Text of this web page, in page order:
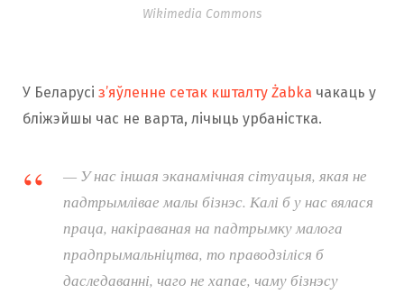
Wikimedia Commons
У Беларусі з’яўленне сетак кшталту Żabka чакаць у
бліжэйшы час не варта, лічыць урбаністка.
— У нас іншая эканамічная сітуацыя, якая не
падтрымлівае малы бізнэс. Калі б у нас вялася
праца, накіраваная на падтрымку малога
прадпрымальніцтва, то праводзіліся б
даследаванні, чаго не хапае, чаму бізнэсу